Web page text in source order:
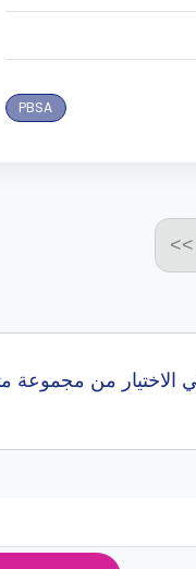
PBSA
>>
في اكثر من 0 جامعه.. نساعدك في